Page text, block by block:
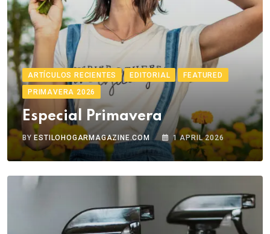
ARTÍCULOS RECIENTES EDITORIAL
FEATURED
PRIMAVERA 2026
Especial Primavera
BYESTILOHOGARMAGAZINE.COM 1 APRIL 2026